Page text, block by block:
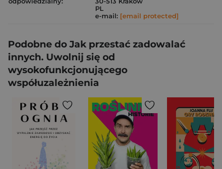
PL
e-mail: [email protected]
Podobne do Jak przestać zadowalać
innych. Uwolnij się od
wysokofunkcjonującego
współuzależnienia